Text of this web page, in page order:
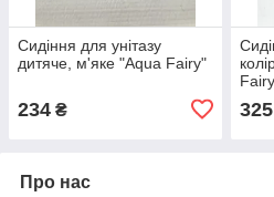
Сидіння для унітазу
дитяче, м'яке "Aqua Fairy"
234 ₴ 325
Про нас